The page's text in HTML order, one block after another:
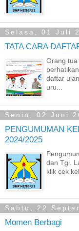
Selasa, 01 Juli
TATA CARA
Orang
daftar
uru...
Senin, 02 Juni
PENGUMUMAN
2024/2025
dan Tgl.
klik cek
Sabtu, 22
Momen Berbagi